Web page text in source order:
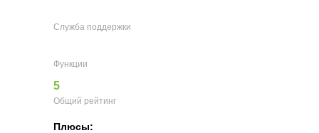
Служба поддержки
Функции
5
Общий рейтинг
Плюсы: